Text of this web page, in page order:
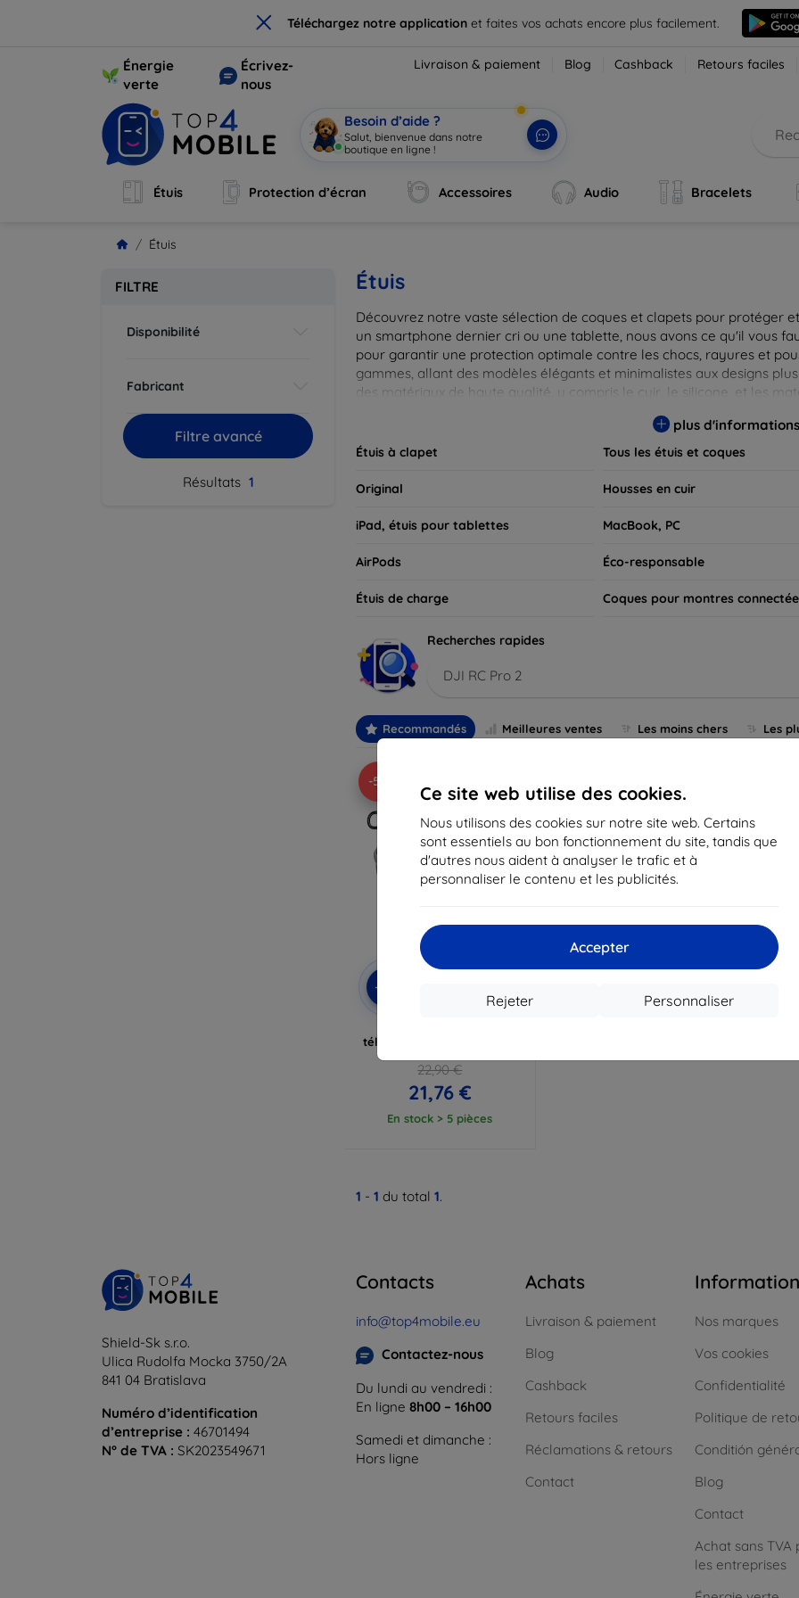
× Téléchargez notre application et faites vos achats encore plus facilement.
Ce site web utilise des cookies.
Nous utilisons des cookies sur notre site web. Certains
sont essentiels au bon fonctionnement du site, tandis que
d'autres nous aident à analyser le trafic et à
personnaliser le contenu et les publicités.
Accepter
Personnaliser
Rejeter
Énergie
verte
Écrivez-
nous
Livraison & paiement Blog Cashback Retours faciles
Besoin d’aide ?
Salut, bienvenue dans notre
boutique en ligne !
Étuis Protection d’écran Accessoires Audio Bracelets
Étuis
FILTRE
Disponibilité
Fabricant
Filtre avancé
Résultats 1
Étuis
Découvrez notre vaste sélection de coques et clapets pour protéger
un smartphone dernier cri ou une tablette, nous avons ce qu'il vous
pour garantir une protection optimale contre les chocs, rayures et
gammes, allant des modèles élégants et minimalistes aux designs
des matériaux de haute qualité, y compris le cuir, le silicone, et les
plus d'informations
Étuis à clapet Tous les étuis et coques
Original Housses en cuir
iPad, étuis pour tablettes MacBook, PC
AirPods Éco-responsable
Étuis de charge Coques pour montres
Recherches rapides
DJI RC Pro 2
Recommandés Meilleures ventes Les moins chers Les
-5%
-5%
Réduction
télécommande DJI RC PRO
22,90 €
21,76 €
En stock > 5 pièces
1 - 1 du total 1.
Shield-Sk s.r.o.
Ulica Rudolfa Mocka 3750/2A
841 04 Bratislava
Numéro d’identification
d’entreprise : 46701494
N° de TVA : SK2023549671
Contacts
info@top4mobile.eu
Contactez-nous
Du lundi au vendredi :
En ligne 8h00 – 16h00
Samedi et dimanche :
Hors ligne
Achats
Livraison & paiement
Blog
Cashback
Retours faciles
Réclamations & retours
Contact
Nos marques
Vos cookies
Confidentialité
Politique de
Conditión
Blog
Contact
Achat sans TVA
les entreprises